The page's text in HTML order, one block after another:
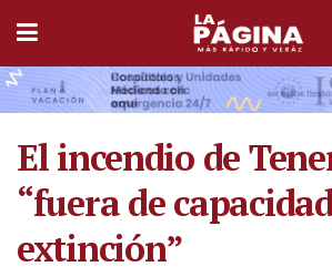
El incendio de
“fuera de
extinción”